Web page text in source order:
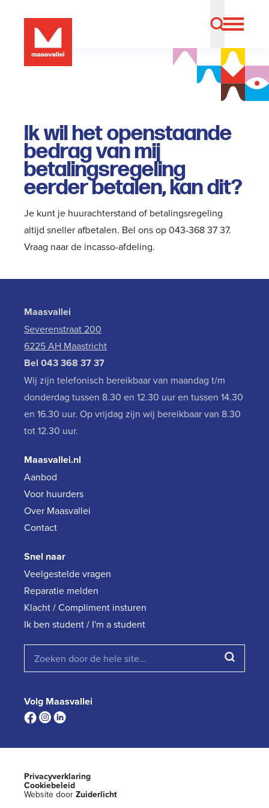
Ik wil het openstaande
bedrag van mij
betalingsregeling
eerder betalen, kan dit?
Je kunt je huurachterstand of betalingsregeling
altijd sneller afbetalen. Bel ons op 043-368 37 37.
Vraag naar de incasso-afdeling.
Maasvallei
Severenstraat 200
6225 AH Maastricht
Bel 043 368 37 37
Wij zijn telefonisch bereikbaar van maandag t/m
donderdag tussen 8.30 en 12.30 uur en tussen 14.30
en 16.30 uur. Op vrijdag zijn wij bereikbaar van 8.30
tot 12.30 uur.
Maasvallei.nl
Aanbod
Voor huurders
Over Maasvallei
Contact
Snel naar
Veelgestelde vragen
Reparatie melden
Klacht / Compliment insturen
Ik ben student / I'm a student
Volg Maasvallei
Privacyverklaring
Cookiebeleid
Website door Zuiderlicht